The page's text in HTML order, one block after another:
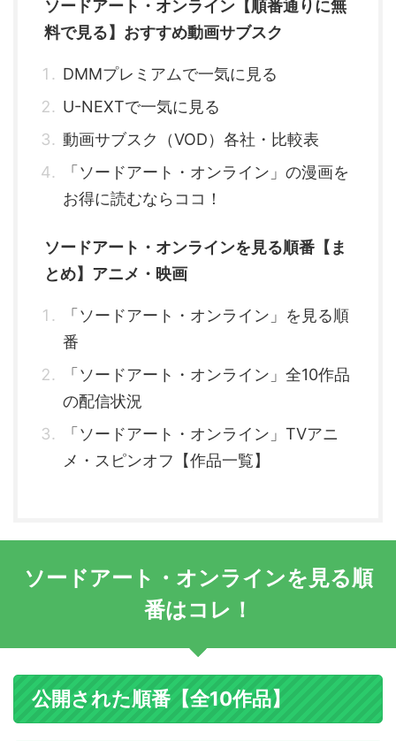
ソードアート・オンライン【順番通りに無
料で見る】おすすめ動画サブスク
DMMプレミアムで一気に見る
U-NEXTで一気に見る
動画サブスク（VOD）各社・比較表
「ソードアート・オンライン」の漫画を
お得に読むならココ！
ソードアート・オンラインを見る順番【ま
とめ】アニメ・映画
「ソードアート・オンライン」を見る順
番
「ソードアート・オンライン」全10作品
の配信状況
「ソードアート・オンライン」TVアニ
メ・スピンオフ【作品一覧】
ソードアート・オンラインを見る順
番はコレ！
公開された順番【全10作品】